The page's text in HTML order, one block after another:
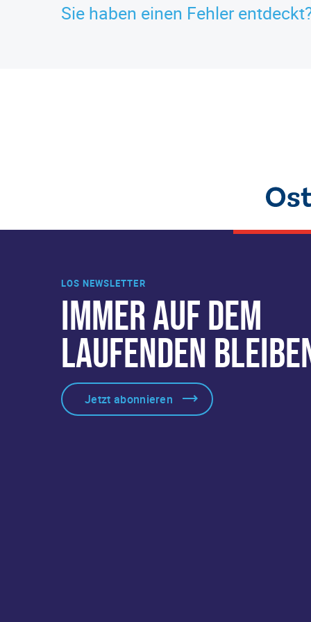
Sie haben einen Fehler
LOS NEWSLETTER
IMMER AUF DEM
LAUFENDEN
Jetzt abonnieren